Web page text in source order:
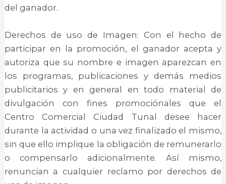
del ganador.
Derechos de uso de Imagen: Con el hecho de
participar en la promoción, el ganador acepta y
autoriza que su nombre e imagen aparezcan en
los programas, publicaciones y demás medios
publicitarios y en general en todo material de
divulgación con fines promociónales que el
Centro Comercial Ciudad Tunal desee hacer
durante la actividad o una vez finalizado el mismo,
sin que ello implique la obligación de remunerarlo
o compensarlo adicionalmente. Así mismo,
renuncian a cualquier reclamo por derechos de